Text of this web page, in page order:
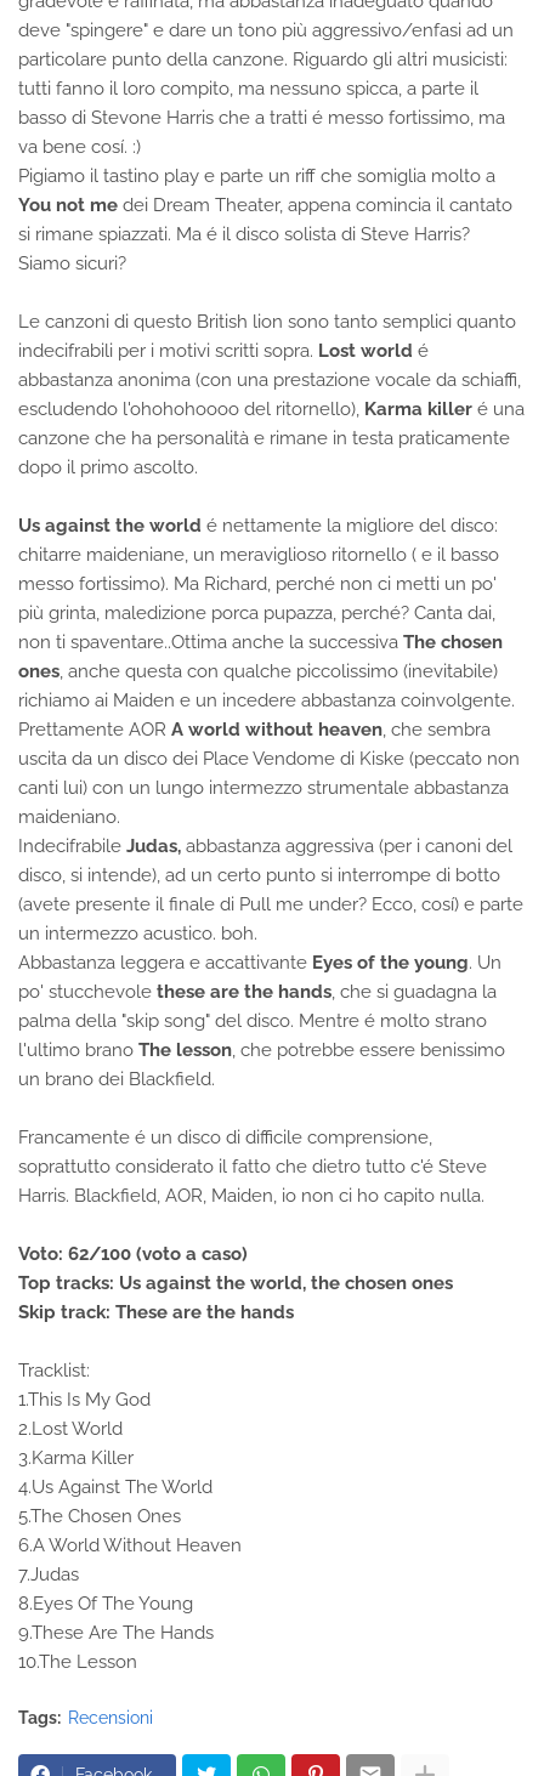
deve "spingere" e dare un tono più aggressivo/enfasi ad un
particolare punto della canzone. Riguardo gli altri musicisti:
tutti fanno il loro compito, ma nessuno spicca, a parte il
basso di Stevone Harris che a tratti é messo fortissimo, ma
va bene cosí. :)
Pigiamo il tastino play e parte un riff che somiglia molto a
You not me dei Dream Theater, appena comincia il cantato
si rimane spiazzati. Ma é il disco solista di Steve Harris?
Siamo sicuri?
Le canzoni di questo British lion sono tanto semplici quanto
indecifrabili per i motivi scritti sopra. Lost world é
abbastanza anonima (con una prestazione vocale da schiaffi,
escludendo l'ohohohoooo del ritornello), Karma killer é una
canzone che ha personalità e rimane in testa praticamente
dopo il primo ascolto.
Us against the world é nettamente la migliore del disco:
chitarre maideniane, un meraviglioso ritornello ( e il basso
messo fortissimo). Ma Richard, perché non ci metti un po'
più grinta, maledizione porca pupazza, perché? Canta dai,
non ti spaventare..Ottima anche la successiva The chosen
ones, anche questa con qualche piccolissimo (inevitabile)
richiamo ai Maiden e un incedere abbastanza coinvolgente.
Prettamente AOR A world without heaven, che sembra
uscita da un disco dei Place Vendome di Kiske (peccato non
canti lui) con un lungo intermezzo strumentale abbastanza
maideniano.
Indecifrabile Judas, abbastanza aggressiva (per i canoni del
disco, si intende), ad un certo punto si interrompe di botto
(avete presente il finale di Pull me under? Ecco, cosí) e parte
un intermezzo acustico. boh.
Abbastanza leggera e accattivante Eyes of the young. Un
po' stucchevole these are the hands, che si guadagna la
palma della "skip song" del disco. Mentre é molto strano
l'ultimo brano The lesson, che potrebbe essere benissimo
un brano dei Blackfield.
Francamente é un disco di difficile comprensione,
soprattutto considerato il fatto che dietro tutto c'é Steve
Harris. Blackfield, AOR, Maiden, io non ci ho capito nulla.
Voto: 62/100 (voto a caso)
Top tracks: Us against the world, the chosen ones
Skip track: These are the hands
Tracklist:
1.This Is My God
2.Lost World
3.Karma Killer
4.Us Against The World
5.The Chosen Ones
6.A World Without Heaven
7.Judas
8.Eyes Of The Young
9.These Are The Hands
10.The Lesson
Tags: Recensioni